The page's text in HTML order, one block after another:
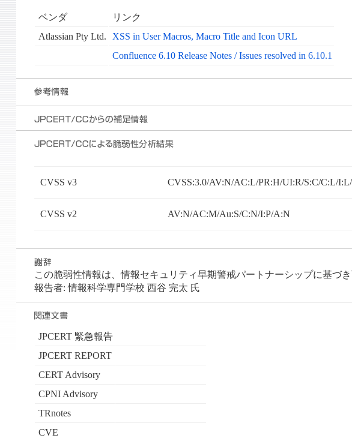
ベンダ
リンク
Atlassian Pty Ltd.
XSS in User Macros, Macro Title and Icon URL
Confluence 6.10 Release Notes / Issues resolved in 6.10.1
CVSS v3 CVSS:3.0/AV:N/AC:L/PR:H/UI:R/S:C/C:L/
CVSS v2 AV:N/AC:M/Au:S/C:N/I:P/A:N
この脆弱性情報は、情報セキュリティ早期警戒パートナーシップに基づ
報告者: 情報科学専門学校 西谷 完太 氏
JPCERT 緊急報告
JPCERT REPORT
CERT Advisory
CPNI Advisory
TRnotes
CVE